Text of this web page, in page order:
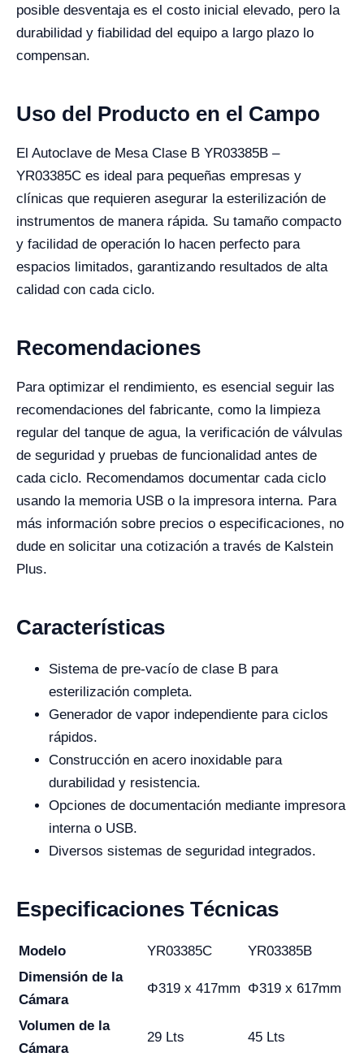
posible desventaja es el costo inicial elevado, pero la
durabilidad y fiabilidad del equipo a largo plazo lo
compensan.
Uso del Producto en el Campo
El Autoclave de Mesa Clase B YR03385B –
YR03385C es ideal para pequeñas empresas y
clínicas que requieren asegurar la esterilización de
instrumentos de manera rápida. Su tamaño compacto
y facilidad de operación lo hacen perfecto para
espacios limitados, garantizando resultados de alta
calidad con cada ciclo.
Recomendaciones
Para optimizar el rendimiento, es esencial seguir las
recomendaciones del fabricante, como la limpieza
regular del tanque de agua, la verificación de válvulas
de seguridad y pruebas de funcionalidad antes de
cada ciclo. Recomendamos documentar cada ciclo
usando la memoria USB o la impresora interna. Para
más información sobre precios o especificaciones, no
dude en solicitar una cotización a través de Kalstein
Plus.
Características
Sistema de pre-vacío de clase B para
esterilización completa.
Generador de vapor independiente para ciclos
rápidos.
Construcción en acero inoxidable para
durabilidad y resistencia.
Opciones de documentación mediante impresora
interna o USB.
Diversos sistemas de seguridad integrados.
Especificaciones Técnicas
Modelo YR03385C
YR03385B
Dimensión de la
Cámara
Φ319 x 417mm Φ319 x 617mm
Volumen de la
Cámara
29 Lts 45 Lts